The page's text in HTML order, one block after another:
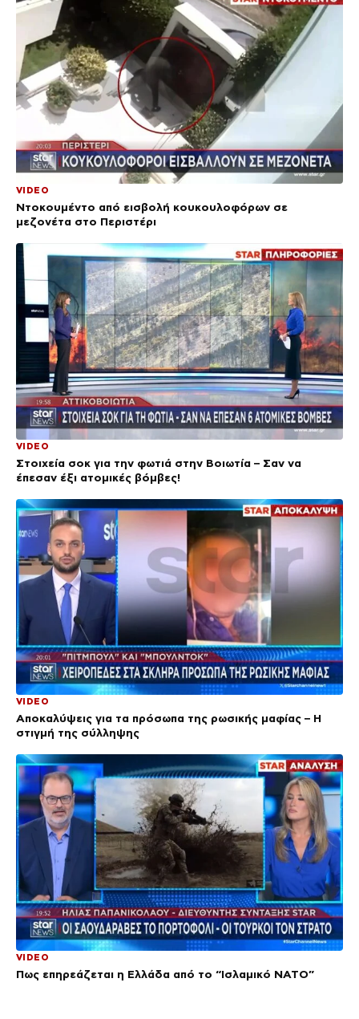
VIDEO
Ντοκουμέντο από εισβολή κουκουλοφόρων σε
μεζονέτα στο Περιστέρι
VIDEO
Στοιχεία σοκ για την φωτιά στην Βοιωτία – Σαν να
έπεσαν έξι ατομικές βόμβες!
VIDEO
Αποκαλύψεις για τα πρόσωπα της ρωσικής μαφίας – Η
στιγμή της σύλληψης
VIDEO
Πως επηρεάζεται η Ελλάδα από το “Ισλαμικό ΝΑΤΟ”